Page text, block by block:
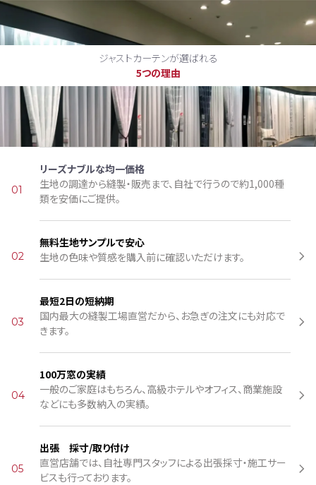
ジャストカーテンが選ばれる
5つの理由
01
リーズナブルな均一価格
生地の調達から縫製・販売まで、自社で行うので約1,000種
類を安価にご提供。
02
無料生地サンプルで安心
生地の色味や質感を購入前に確認いただけます。
03
最短2日の短納期
国内最大の縫製工場直営だから、お急ぎの注文にも対応で
きます。
04
100万窓の実績
一般のご家庭はもちろん、高級ホテルやオフィス、商業施設
などにも多数納入の実績。
05
出張 採寸/取り付け
直営店舗では、自社専門スタッフによる出張採寸・施工サー
ビスも行っております。